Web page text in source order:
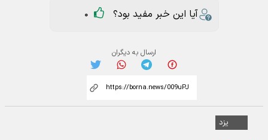
آیا این خبر مفید بود؟ 0
ارسال به دیگران
یزد